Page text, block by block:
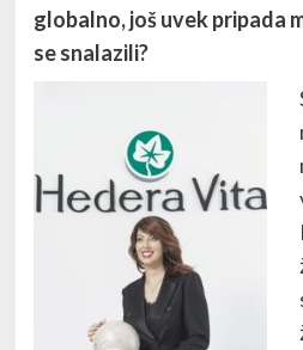
globalno, još uvek pripada
se snalazili?